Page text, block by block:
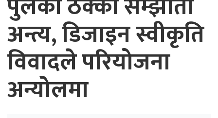
अन्त्य, डिजाइन स्वीकृति
विवादले परियोजना
अन्योलमा